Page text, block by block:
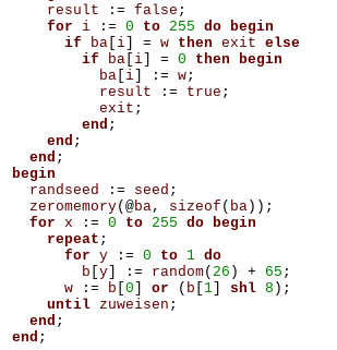
result
:= false ;
for
i := 0 to 255 do begin
if
ba i = w then exit else
if
ba i = 0 then begin
ba i := w;
result
:= true ;
exit ;
end ;
end ;
end ;
begin
randseed
:= seed ;
zeromemory(@ba, sizeof ( ba ));
for x := 0 to 255 do begin
repeat ;
for y := 0 to 1 do
b y := random( 26 ) + 65 ;
w
:= b 0 or ( b 1 shl 8 );
until zuweisen ;
end ;
end ;